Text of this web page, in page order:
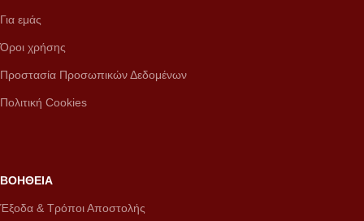
Για εμάς
Όροι χρήσης
Προστασία Προσωπικών Δεδομένων
Πολιτική Cookies
ΒΟΗΘΕΙΑ
Έξοδα & Τρόποι Αποστολής